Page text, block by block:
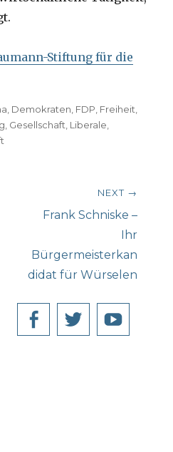
Stiftung für die
, Demokraten, FDP, Freiheit,
, Gesellschaft, Liberale,
NEXT →
NextFrank Schniske –
Ihr
Bürgermeisterkan
didat für Würselen
Facebook
Twitter